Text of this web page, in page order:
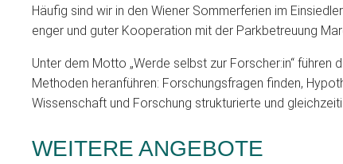
Häufig sind wir in den Wiener Sommerferien im
enger und guter Kooperation mit der Park­betreuung
Unter dem Motto „Werde selbst zur Forscher:in“
Methoden heranführen: Forschungsfragen finden,
Wissenschaft und Forschung strukturierte und
WEITERE ANGEBOTE